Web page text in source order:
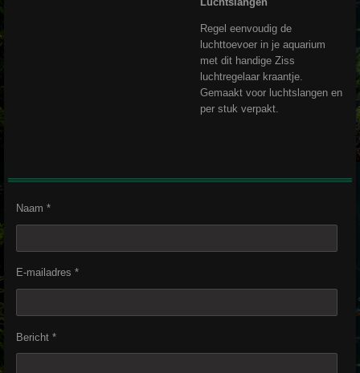
Regel eenvoudig de
luchttoevoer in je aquarium
met dit handige Ziss
luchtregelaar kraantje.
Gemaakt voor luchtslangen en
per stuk verpakt.
Naam *
E-mailadres *
Bericht *